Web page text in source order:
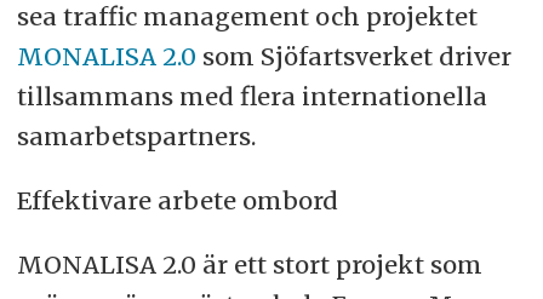
sea traffic management och projektet
MONALISA 2.0 som Sjöfartsverket driver
tillsammans med flera internationella
samarbetspartners.
Effektivare arbete ombord
MONALISA 2.0 är ett stort projekt som